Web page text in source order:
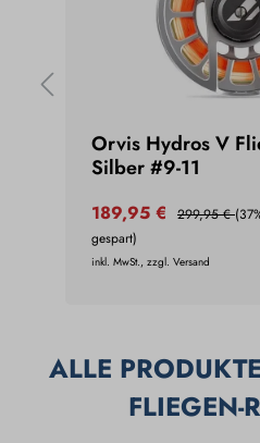
Orvis Hydros V
Silber #9-11
189,95 € 299,95 €
gespart)
inkl. MwSt., zzgl. Versand
ALLE
FLIEGEN-